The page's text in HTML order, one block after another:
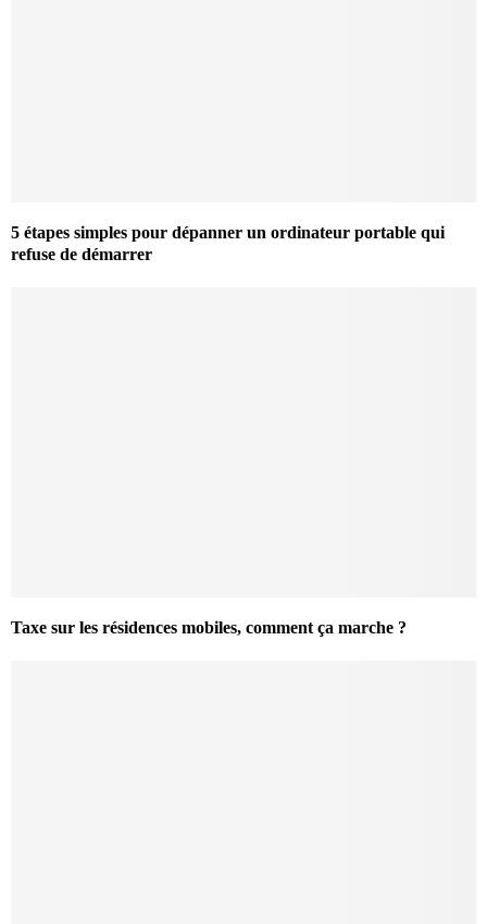
5 étapes simples pour dépanner un ordinateur portable qui
refuse de démarrer
Taxe sur les résidences mobiles, comment ça marche ?